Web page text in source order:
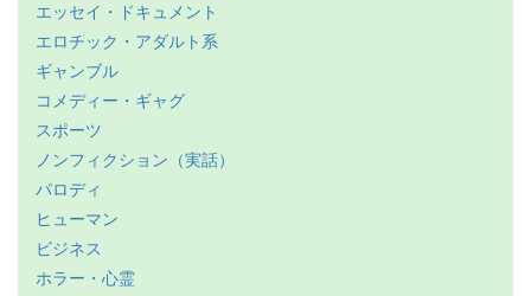
エッセイ・ドキュメント
エロチック・アダルト系
ギャンブル
コメディー・ギャグ
スポーツ
ノンフィクション（実話）
パロディ
ヒューマン
ビジネス
ホラー・心霊